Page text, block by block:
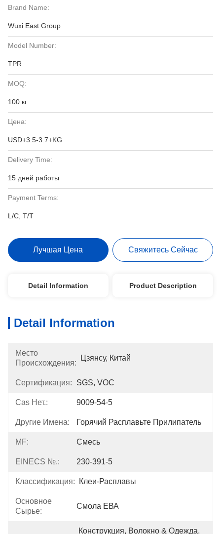
Brand Name:
Wuxi East Group
Model Number:
TPR
MOQ:
100 кг
Цена:
USD+3.5-3.7+KG
Delivery Time:
15 дней работы
Payment Terms:
L/C, T/T
Лучшая Цена Свяжитесь Сейчас
Detail Information Product Description
Detail Information
Место
Происхождения:
Цзянсу, Китай
Сертификация: SGS, VOC
Cas Нет.: 9009-54-5
Другие Имена: Горячий Расплавьте Прилипатель
MF: Смесь
EINECS №.: 230-391-5
Классификация: Клеи-Расплавы
Основное
Сырье:
Смола ЕВА
Конструкция, Волокно & Одежда,